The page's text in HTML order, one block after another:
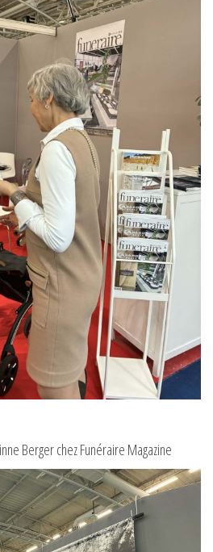
Berger chez Funéraire Magazine